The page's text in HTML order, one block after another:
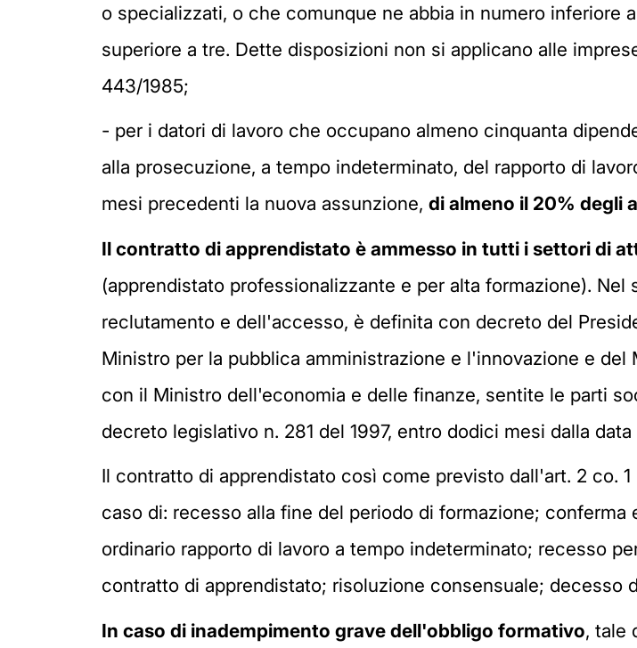
o specializzati, o che comunque ne abbia in numero inferiore
superiore a tre. Dette disposizioni non si applicano alle
443/1985;
- per i datori di lavoro che occupano almeno cinquanta
alla prosecuzione, a tempo indeterminato, del rapporto di
mesi precedenti la nuova assunzione, di almeno il 20% degli
Il contratto di apprendistato è ammesso in tutti i settori di
(apprendistato professionalizzante e per alta formazione).
reclutamento e dell'accesso, è definita con decreto del
Ministro per la pubblica amministrazione e l'innovazione e
con il Ministro dell'economia e delle finanze, sentite le parti
decreto legislativo n. 281 del 1997, entro dodici mesi dalla
Il contratto di apprendistato così come previsto dall'art. 2 co.
caso di: recesso alla fine del periodo di formazione;
ordinario rapporto di lavoro a tempo indeterminato; recesso
contratto di apprendistato; risoluzione consensuale; decesso
In caso di inadempimento grave dell'obbligo formativo, tale